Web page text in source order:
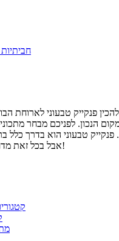
פנקייק טבעוני לארוחת
הנכון. לפניכם מבחר
פנקייק טבעוני הוא בדרך כלל
אבל בכל זאת מדובר בפנקייק... תתפנקו!